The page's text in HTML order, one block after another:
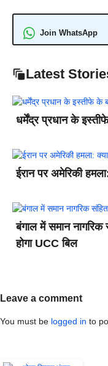
Join WhatsApp
Latest
धर्मेंद्र प्रधान के
ईरान पर अमेरिकी
बंगाल में समान नागरिक
होगा UCC बिल
Leave a comment
You must be logged in to